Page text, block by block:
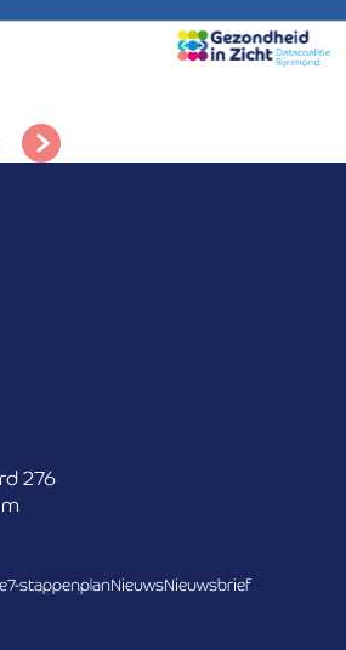
276
7-stappenplanNieuwsNieuwsbrief